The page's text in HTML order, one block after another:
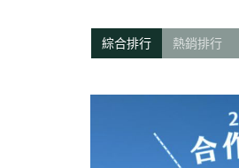
綜合排行 熱銷排行